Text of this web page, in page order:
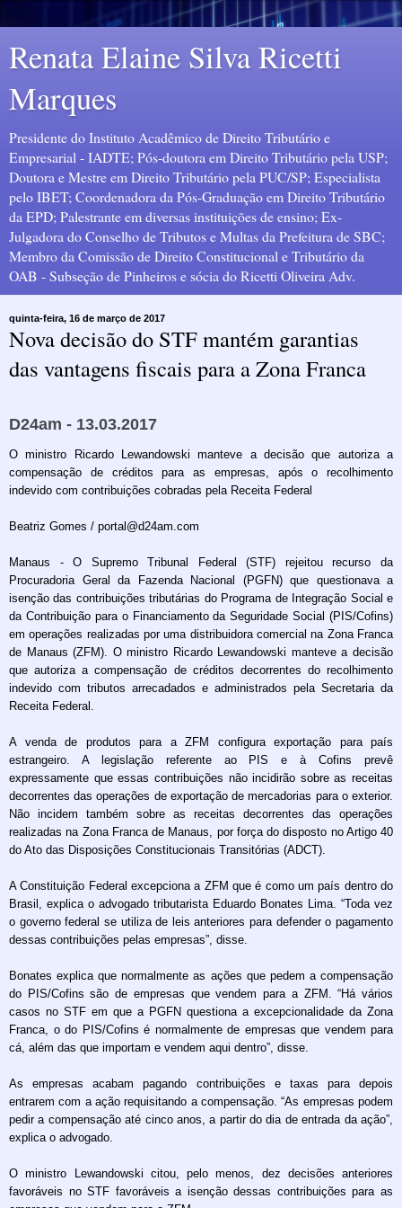
Renata Elaine Silva Ricetti
Marques
Presidente do Instituto Acadêmico de Direito Tributário e
Empresarial - IADTE; Pós-doutora em Direito Tributário pela USP;
Doutora e Mestre em Direito Tributário pela PUC/SP; Especialista
pelo IBET; Coordenadora da Pós-Graduação em Direito Tributário
da EPD; Palestrante em diversas instituições de ensino; Ex-
Julgadora do Conselho de Tributos e Multas da Prefeitura de SBC;
Membro da Comissão de Direito Constitucional e Tributário da
OAB - Subseção de Pinheiros e sócia do Ricetti Oliveira Adv.
quinta-feira, 16 de março de 2017
Nova decisão do STF mantém garantias
das vantagens fiscais para a Zona Franca
D24am - 13.03.2017
O ministro Ricardo Lewandowski manteve a decisão que autoriza a
compensação de créditos para as empresas, após o recolhimento
indevido com contribuições cobradas pela Receita Federal
Beatriz Gomes / portal@d24am.com
Manaus - O Supremo Tribunal Federal (STF) rejeitou recurso da
Procuradoria Geral da Fazenda Nacional (PGFN) que questionava a
isenção das contribuições tributárias do Programa de Integração Social e
da Contribuição para o Financiamento da Seguridade Social (PIS/Cofins)
em operações realizadas por uma distribuidora comercial na Zona Franca
de Manaus (ZFM). O ministro Ricardo Lewandowski manteve a decisão
que autoriza a compensação de créditos decorrentes do recolhimento
indevido com tributos arrecadados e administrados pela Secretaria da
Receita Federal.
A venda de produtos para a ZFM configura exportação para país
estrangeiro. A legislação referente ao PIS e à Cofins prevê
expressamente que essas contribuições não incidirão sobre as receitas
decorrentes das operações de exportação de mercadorias para o exterior.
Não incidem também sobre as receitas decorrentes das operações
realizadas na Zona Franca de Manaus, por força do disposto no Artigo 40
do Ato das Disposições Constitucionais Transitórias (ADCT).
A Constituição Federal excepciona a ZFM que é como um país dentro do
Brasil, explica o advogado tributarista Eduardo Bonates Lima. “Toda vez
o governo federal se utiliza de leis anteriores para defender o pagamento
dessas contribuições pelas empresas”, disse.
Bonates explica que normalmente as ações que pedem a compensação
do PIS/Cofins são de empresas que vendem para a ZFM. “Há vários
casos no STF em que a PGFN questiona a excepcionalidade da Zona
Franca, o do PIS/Cofins é normalmente de empresas que vendem para
cá, além das que importam e vendem aqui dentro”, disse.
As empresas acabam pagando contribuições e taxas para depois
entrarem com a ação requisitando a compensação. “As empresas podem
pedir a compensação até cinco anos, a partir do dia de entrada da ação”,
explica o advogado.
O ministro Lewandowski citou, pelo menos, dez decisões anteriores
favoráveis no STF favoráveis a isenção dessas contribuições para as